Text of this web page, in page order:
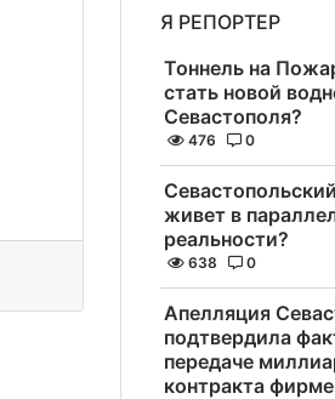
Я РЕПОРТЕР
Тоннель на
стать новой
Севастополя?
476 0
живет в
реальности?
638 0
Апелляция
подтвердила
передаче
контракта